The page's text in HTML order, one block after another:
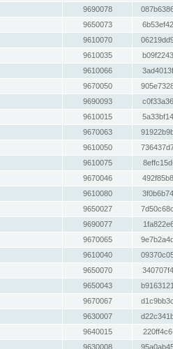
9690078
9650073
9610070
9610035
9610066
9670050
9690093
9610015
9670063
9610050
9610075
9670046
9610080
9650027
9690077
9670065
9610040
9650070
9650043
9670067
9630007
9640015
9630008